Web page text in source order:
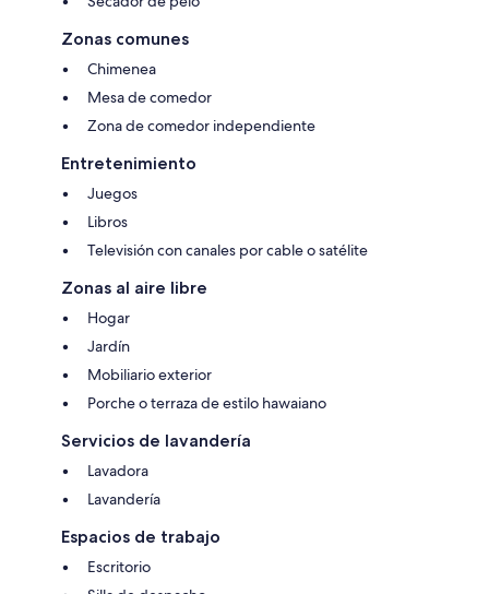
Zonas comunes
Chimenea
Mesa de comedor
Zona de comedor independiente
Entretenimiento
Juegos
Libros
Televisión con canales por cable o satélite
Zonas al aire libre
Hogar
Jardín
Mobiliario exterior
Porche o terraza de estilo hawaiano
Servicios de lavandería
Lavadora
Lavandería
Espacios de trabajo
Escritorio